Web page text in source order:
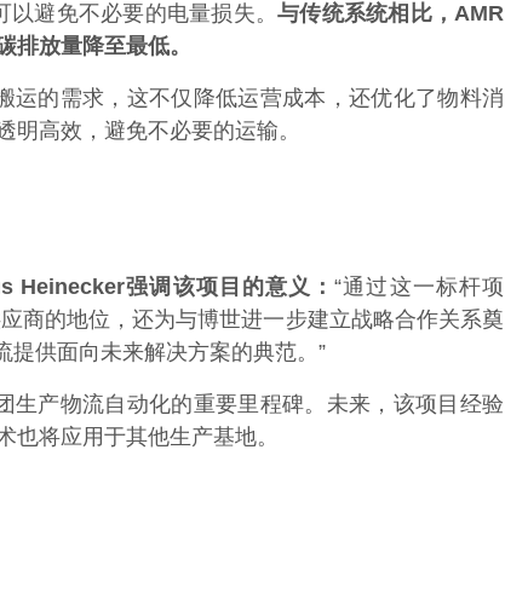
以避免不必要的电量损失。与传统系统相比，AMR
排放量降至最低。
运的需求，这不仅降低运营成本，还优化了物料消
高效，避免不必要的运输。
Heinecker强调该项目的意义：“通过这一标杆项
商的地位，还为与博世进一步建立战略合作关系奠
供面向未来解决方案的典范。”
生产物流自动化的重要里程碑。未来，该项目经验
将应用于其他生产基地。